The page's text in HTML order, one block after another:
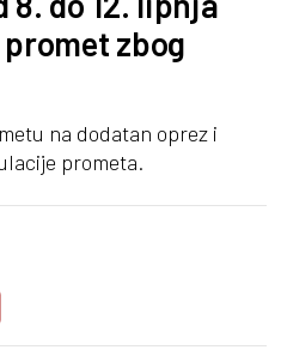
zbog
na dodatan oprez i
prometa.